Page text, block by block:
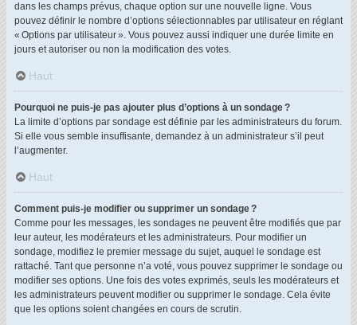
dans les champs prévus, chaque option sur une nouvelle ligne. Vous
pouvez définir le nombre d’options sélectionnables par utilisateur en réglant
« Options par utilisateur ». Vous pouvez aussi indiquer une durée limite en
jours et autoriser ou non la modification des votes.
Haut
Pourquoi ne puis-je pas ajouter plus d’options à un sondage ?
La limite d’options par sondage est définie par les administrateurs du forum.
Si elle vous semble insuffisante, demandez à un administrateur s’il peut
l’augmenter.
Haut
Comment puis-je modifier ou supprimer un sondage ?
Comme pour les messages, les sondages ne peuvent être modifiés que par
leur auteur, les modérateurs et les administrateurs. Pour modifier un
sondage, modifiez le premier message du sujet, auquel le sondage est
rattaché. Tant que personne n’a voté, vous pouvez supprimer le sondage ou
modifier ses options. Une fois des votes exprimés, seuls les modérateurs et
les administrateurs peuvent modifier ou supprimer le sondage. Cela évite
que les options soient changées en cours de scrutin.